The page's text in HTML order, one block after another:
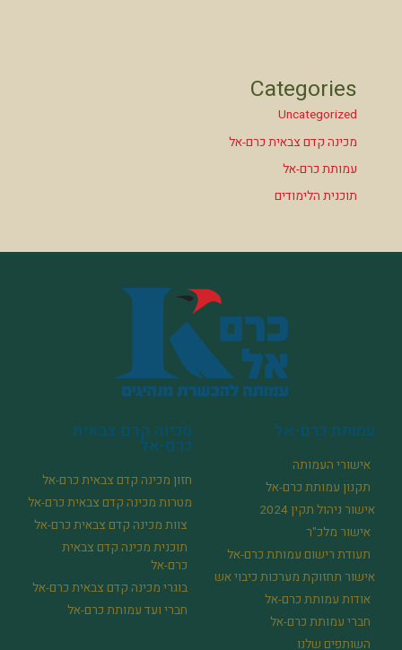
Categories
Uncategorized
מכינה קדם צבאית כרם-אל
עמותת כרם-אל
תוכנית הלימודים
עמותת כרם-אל
אישורי העמותה
תקנון עמותת כרם-אל
אישור ניהול תקין 2024
אישור מלכ"ר
תעודת רישום עמותת כרם-אל
אישור תחזוקת מערכות כיבוי אש
אודות עמותת כרם-אל
חברי עמותת כרם-אל
השותפים שלנו
מכינה קדם צבאית
כרם-אל
חזון מכינה קדם צבאית כרם-אל
מטרות מכינה קדם צבאית כרם-אל
צוות מכינה קדם צבאית כרם-אל
תוכנית מכינה קדם צבאית
כרם-אל
בוגרי מכינה קדם צבאית כרם-אל
חברי ועד עמותת כרם-אל